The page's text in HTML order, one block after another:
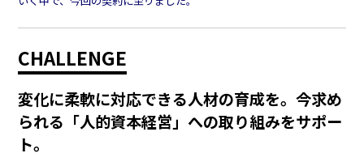
CHALLENGE
変化に柔軟に対応できる人材の育成を。今求め
られる「人的資本経営」への取り組みをサポー
ト。